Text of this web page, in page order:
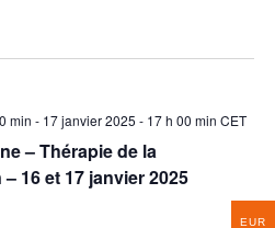
– Thérapie de la
16 et 17 janvier 2025
min - 17 janvier 2025 - 17 h 00 min CET
EUR